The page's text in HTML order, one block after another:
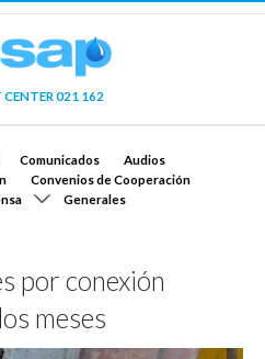
021 162
Comunicados
Audios
Convenios de Cooperación
Generales
por conexión
meses